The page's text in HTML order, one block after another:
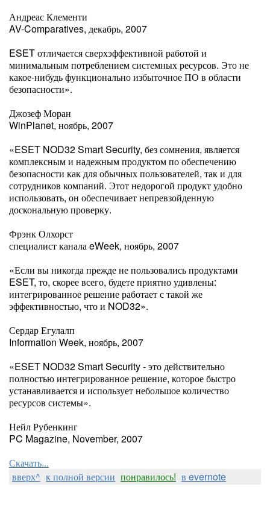
Андреас Клементи
AV-Comparatives, декабрь, 2007
ESET отличается сверхэффективной работой и
минимальным потреблением системных ресурсов. Это не
какое-нибудь функционально избыточное ПО в области
безопасности».
Джозеф Моран
WinPlanet, ноябрь, 2007
«ESET NOD32 Smart Security, без сомнения, является
комплексным и надежным продуктом по обеспечению
безопасности как для обычных пользователей, так и для
сотрудников компаний. Этот недорогой продукт удобно
использовать, он обеспечивает непревзойденную
доскональную проверку.
Фрэнк Олхорст
специалист канала eWeek, ноябрь, 2007
«Если вы никогда прежде не пользовались продуктами
ESET, то, скорее всего, будете приятно удивлены:
интегрированное решение работает с такой же
эффективностью, что и NOD32».
Сердар Егулалп
Information Week, ноябрь, 2007
«ESET NOD32 Smart Security - это действительно
полностью интегрированное решение, которое быстро
устанавливается и использует небольшое количество
ресурсов системы».
Нейл Рубенкинг
PC Magazine, November, 2007
Скачать...
вверх^ к полной версии понравилось! в evernote